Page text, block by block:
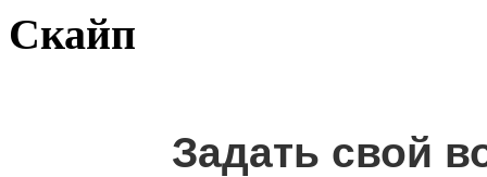
Скайп
Задать свой